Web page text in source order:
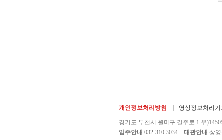
개인정보처리방침 영상정보처리기
경기도 부천시 원미구 길주로 1 우
입주안내 032-310-3034 대관안내 상영